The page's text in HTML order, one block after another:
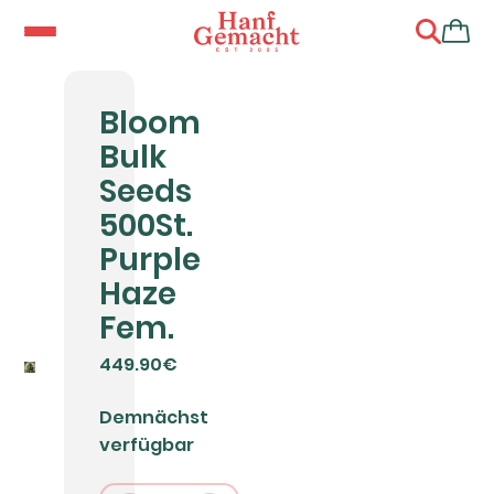
Bloom
Bulk
Seeds
500St.
Purple
Haze
Fem.
449.90€
Demnächst
verfügbar